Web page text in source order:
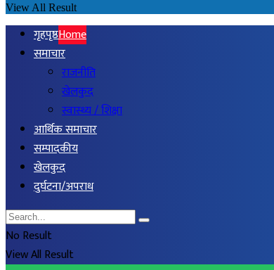
View All Result
गृहपृष्ठHome
समाचार
राजनीति
खेलकुद
स्वास्थ्य / शिक्षा
आर्थिक समाचार
सम्पादकीय
खेलकुद
दुर्घटना/अपराध
No Result
View All Result